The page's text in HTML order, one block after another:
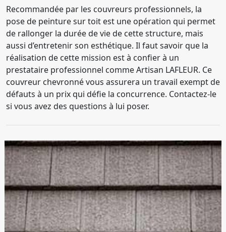
Recommandée par les couvreurs professionnels, la
pose de peinture sur toit est une opération qui permet
de rallonger la durée de vie de cette structure, mais
aussi d’entretenir son esthétique. Il faut savoir que la
réalisation de cette mission est à confier à un
prestataire professionnel comme Artisan LAFLEUR. Ce
couvreur chevronné vous assurera un travail exempt de
défauts à un prix qui défie la concurrence. Contactez-le
si vous avez des questions à lui poser.